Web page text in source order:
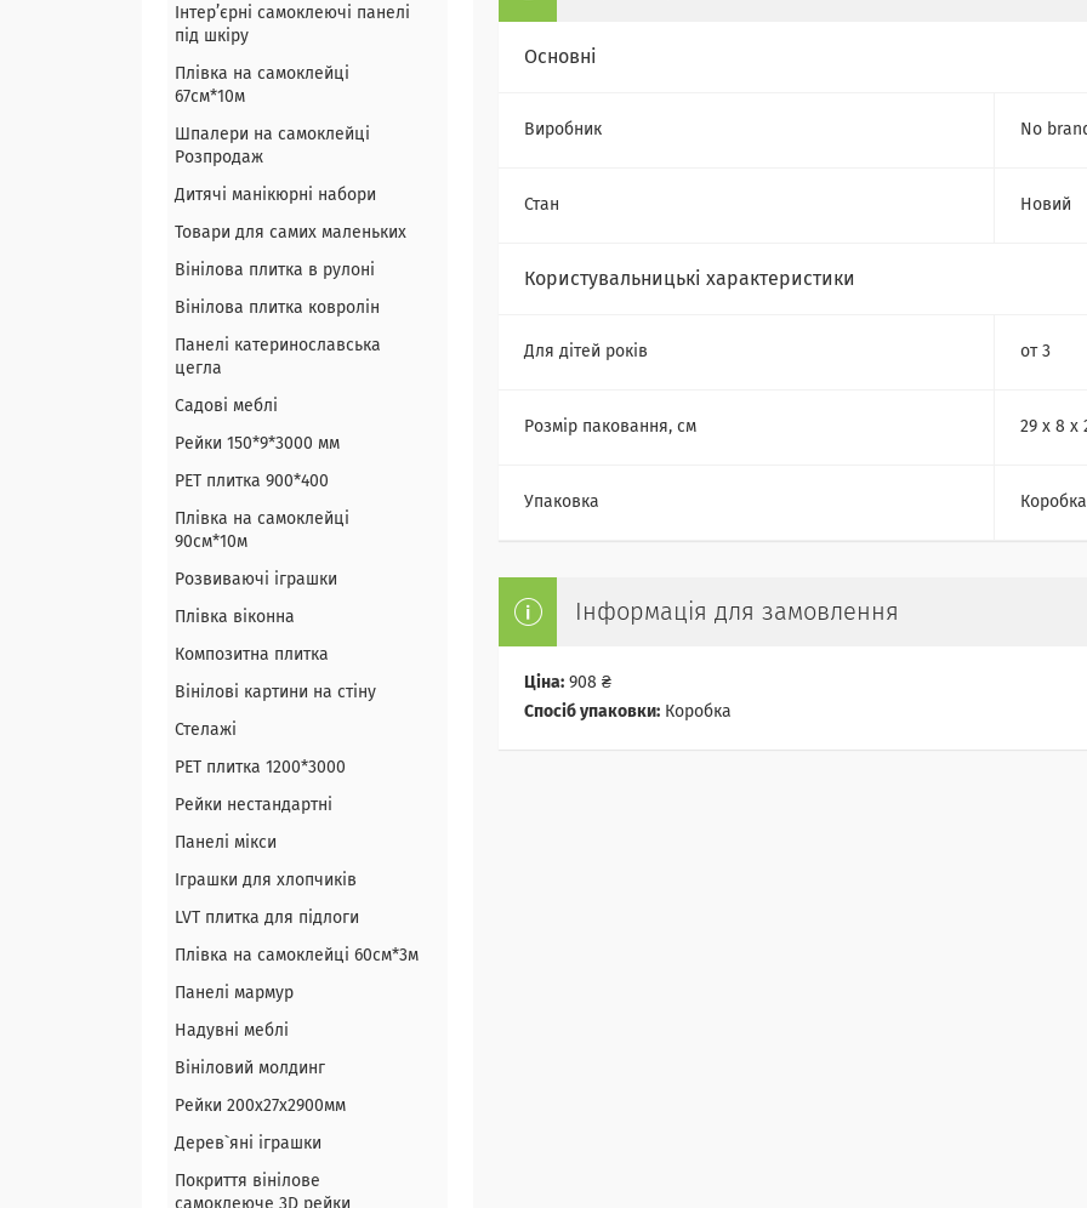
Основні
Виробник No
Стан Новий
Користувальницькі характеристики
Для дітей років от 3
Розмір паковання, см 29 x 8 x
Упаковка Коробка
Інформація для замовлення
Ціна: 908 ₴
Спосіб упаковки: Коробка
Інтер’єрні самоклеючі панелі
під шкіру
Плівка на самоклейці
67см*10м
Шпалери на самоклейці
Розпродаж
Дитячі манікюрні набори
Товари для самих маленьких
Вінілова плитка в рулоні
Вінілова плитка ковролін
Панелі катеринославська
цегла
Садові меблі
Рейки 150*9*3000 мм
PET плитка 900*400
Плівка на самоклейці
90см*10м
Розвиваючі іграшки
Плівка віконна
Композитна плитка
Вінілові картини на стіну
Стелажі
PЕT плитка 1200*3000
Рейки нестандартні
Панелі мікси
Іграшки для хлопчиків
LVT плитка для підлоги
Плівка на самоклейці 60см*3м
Панелі мармур
Надувні меблі
Вініловий молдинг
Рейки 200х27х2900мм
Дерев`яні іграшки
Покриття вінілове
самоклеюче 3D рейки